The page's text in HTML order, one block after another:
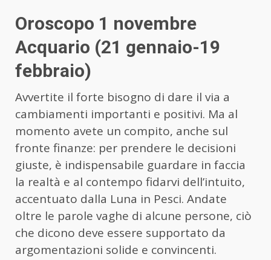
Oroscopo 1 novembre
Acquario (21 gennaio-19
febbraio)
Avvertite il forte bisogno di dare il via a
cambiamenti importanti e positivi. Ma al
momento avete un compito, anche sul
fronte finanze: per prendere le decisioni
giuste, è indispensabile guardare in faccia
la realtà e al contempo fidarvi dell’intuito,
accentuato dalla Luna in Pesci. Andate
oltre le parole vaghe di alcune persone, ciò
che dicono deve essere supportato da
argomentazioni solide e convincenti.